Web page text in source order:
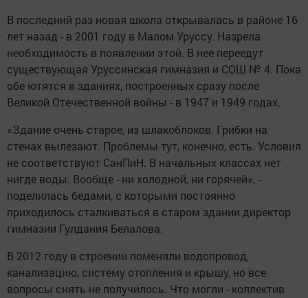
В последний раз новая школа открывалась в районе 16
лет назад - в 2001 году в Малом Уруссу. Назрела
необходимость в появлении этой. В нее переедут
существующая Уруссинская гимназия и СОШ № 4. Пока
обе ютятся в зданиях, построенных сразу после
Великой Отечественной войны - в 1947 и 1949 годах.
«Здание очень старое, из шлакоблоков. Грибки на
стенах вылезают. Проблемы тут, конечно, есть. Условия
не соответствуют СанПиН. В начальных классах нет
нигде воды. Вообще - ни холодной, ни горячей», -
поделилась бедами, с которыми постоянно
приходилось сталкиваться в старом здании директор
гимназии Гулдания Белалова.
В 2012 году в строении поменяли водопровод,
канализацию, систему отопления и крышу, но все
вопросы снять не получилось. Что могли - коллектив